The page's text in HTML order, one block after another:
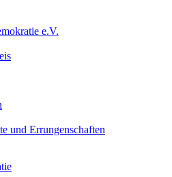
e.V.
und Errungenschaften